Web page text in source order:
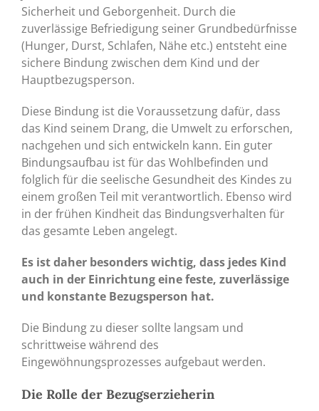
Sicherheit und Geborgenheit. Durch die
zuverlässige Befriedigung seiner Grundbedürfnisse
(Hunger, Durst, Schlafen, Nähe etc.) entsteht eine
sichere Bindung zwischen dem Kind und der
Hauptbezugsperson.
Diese Bindung ist die Voraussetzung dafür, dass
das Kind seinem Drang, die Umwelt zu erforschen,
nachgehen und sich entwickeln kann. Ein guter
Bindungsaufbau ist für das Wohlbefinden und
folglich für die seelische Gesundheit des Kindes zu
einem großen Teil mit verantwortlich. Ebenso wird
in der frühen Kindheit das Bindungsverhalten für
das gesamte Leben angelegt.
Es ist daher besonders wichtig, dass jedes Kind
auch in der Einrichtung eine feste, zuverlässige
und konstante Bezugsperson hat.
Die Bindung zu dieser sollte langsam und
schrittweise während des
Eingewöhnungsprozesses aufgebaut werden.
Die Rolle der Bezugserzieherin